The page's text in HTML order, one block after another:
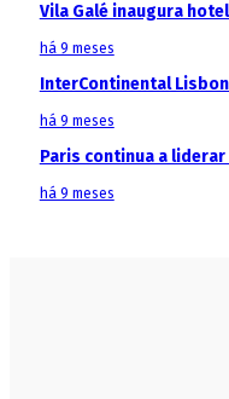
Vila Galé inaugura
há 9 meses
InterContinental
há 9 meses
Paris continua a
há 9 meses